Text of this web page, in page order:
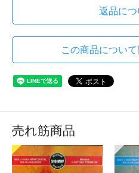
返品につ
この商品につい
売れ筋商品